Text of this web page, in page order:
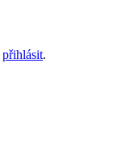
přihlásit.